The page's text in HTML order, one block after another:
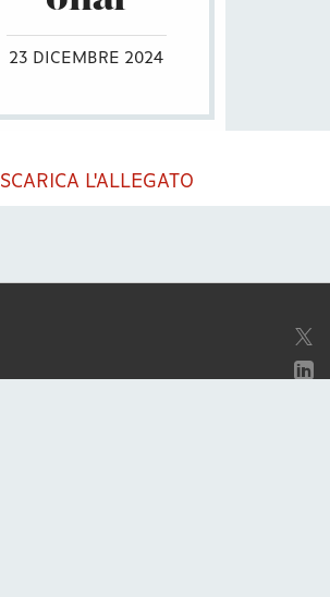
23 DICEMBRE 2024
SCARICA L'ALLEGATO